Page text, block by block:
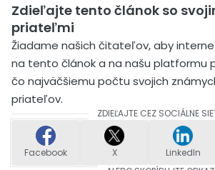
Zdieľajte tento článok so
priateľmi
Žiadame našich čitateľov, aby
na tento článok a na našu platformu
čo najväčšiemu počtu svojich
priateľov.
ZDIEĽAJTE CEZ SOCIÁLNE
Facebook X LinkedIn